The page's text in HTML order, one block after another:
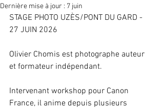
Dernière mise à jour : 7 juin
STAGE PHOTO UZÈS/PONT DU GARD -
27 JUIN 2026
Olivier Chomis est photographe auteur
et formateur indépendant.
Intervenant workshop pour Canon
France, il anime depuis plusieurs